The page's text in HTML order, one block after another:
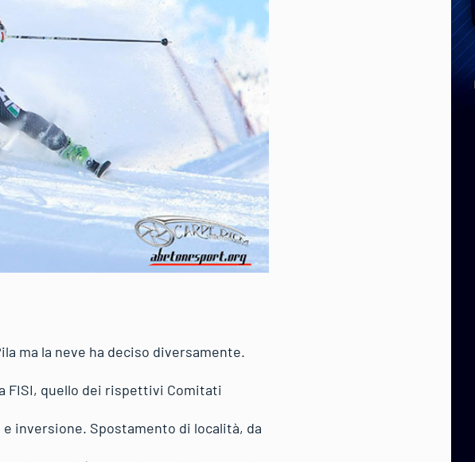
ma la neve ha deciso diversamente.
FISI, quello dei rispettivi Comitati
inversione. Spostamento di località, da